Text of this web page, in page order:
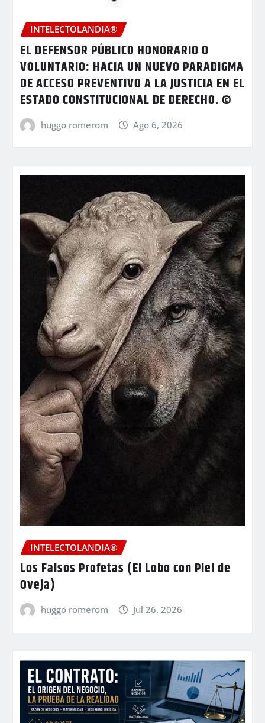
INTELECTOLANDIA®
EL DEFENSOR PÚBLICO HONORARIO O
VOLUNTARIO: HACIA UN NUEVO PARADIGMA
DE ACCESO PREVENTIVO A LA JUSTICIA EN EL
ESTADO CONSTITUCIONAL DE DERECHO. ©
huggo romerom Ago 6, 2026
INTELECTOLANDIA®
Los Falsos Profetas (El Lobo con Piel de
Oveja)
huggo romerom Jul 26, 2026